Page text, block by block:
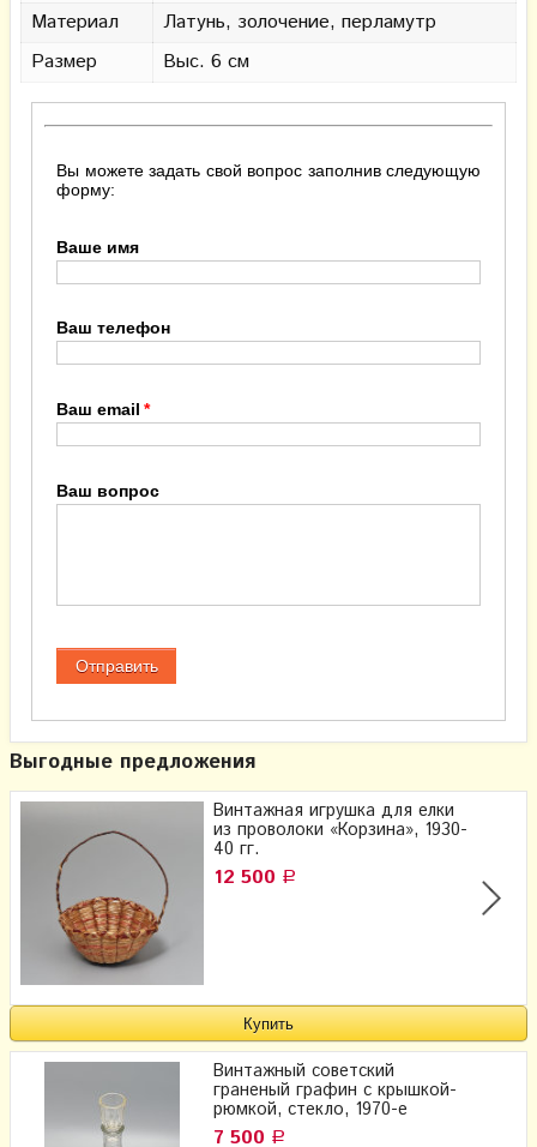
Материал
Латунь, золочение, перламутр
Размер
Выс. 6 см
Вы можете задать свой вопрос заполнив следующую
форму:
Ваше имя
Ваш телефон
Ваш email
Ваш вопрос
Выгодные предложения
Винтажная игрушка для елки
из проволоки «Корзина», 1930-
40 гг.
12 500 Р
Винтажный советский
граненый графин с крышкой-
рюмкой, стекло, 1970-е
7 500 Р